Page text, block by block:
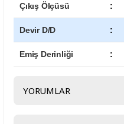
Çıkış Ölçüsü :
Devir D/D :
Emiş Derinliği :
YORUMLAR